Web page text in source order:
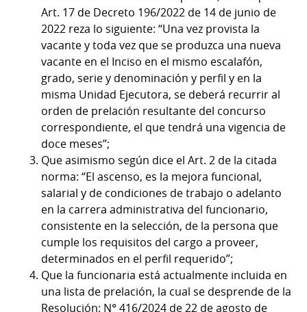
Art. 17 de Decreto 196/2022 de 14 de junio de
2022 reza lo siguiente: “Una vez provista la
vacante y toda vez que se produzca una nueva
vacante en el Inciso en el mismo escalafón,
grado, serie y denominación y perfil y en la
misma Unidad Ejecutora, se deberá recurrir al
orden de prelación resultante del concurso
correspondiente, el que tendrá una vigencia de
doce meses”;
Que asimismo según dice el Art. 2 de la citada
norma: “El ascenso, es la mejora funcional,
salarial y de condiciones de trabajo o adelanto
en la carrera administrativa del funcionario,
consistente en la selección, de la persona que
cumple los requisitos del cargo a proveer,
determinados en el perfil requerido”;
Que la funcionaria está actualmente incluida en
una lista de prelación, la cual se desprende de la
Resolución: N° 416/2024 de 22 de agosto de